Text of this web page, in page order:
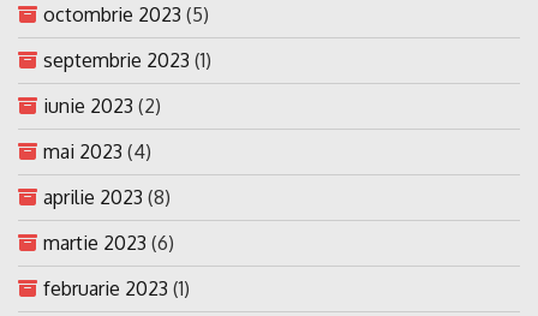
octombrie 2023 (5)
septembrie 2023 (1)
iunie 2023 (2)
mai 2023 (4)
aprilie 2023 (8)
martie 2023 (6)
februarie 2023 (1)